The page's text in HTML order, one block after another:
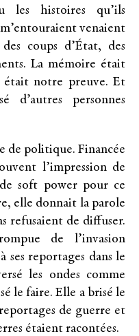
les histoires qu’ils
venaient
coups d’État, des
La mémoire était
notre preuve. Et
d’autres personnes
de politique. Financée
l’impression de
soft power pour ce
elle donnait la parole
refusaient de diffuser.
de l’invasion
ses reportages dans le
les ondes comme
le faire. Elle a brisé le
de guerre et
étaient racontées.